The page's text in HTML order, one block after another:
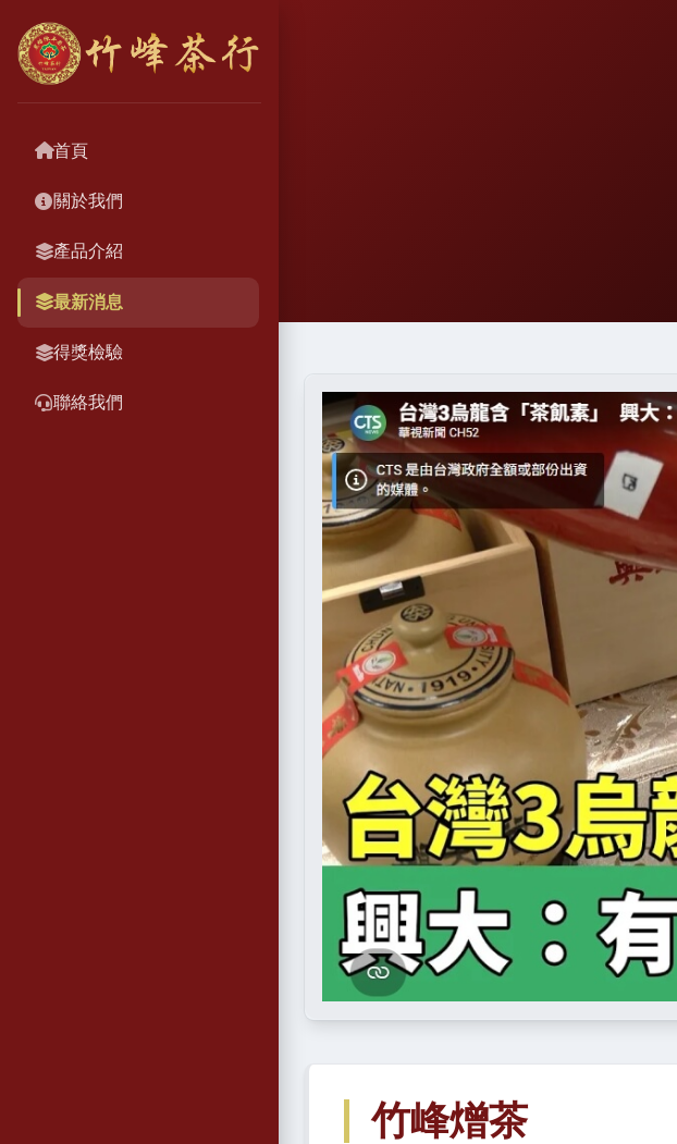
首頁
關於我們
產品介紹
最新消息
得獎檢驗
聯絡我們
竹峰熷茶